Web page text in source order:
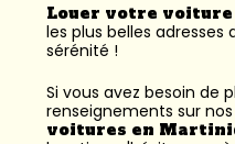
Louer votre
les plus belles
sérénité !
Si vous avez besoin de
renseignements sur
voitures en